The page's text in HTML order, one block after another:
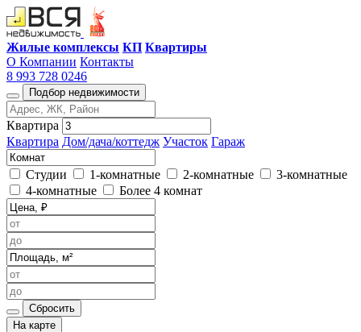
Жилые комплексы КП Квартиры
О Компании Контакты
8 993 728 0246
Подбор недвижимости
Квартира
Квартира Дом/дача/коттедж Участок Гараж
Студии 1-комнатные 2-комнатные
3-комнатные
4-комнатные
Более 4 комнат
Сбросить
На карте